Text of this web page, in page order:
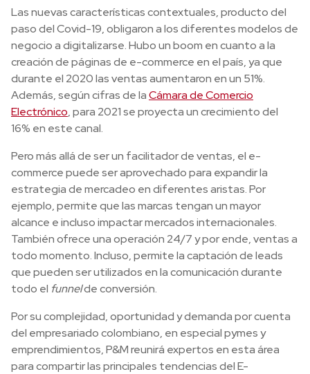
Las nuevas características contextuales, producto del
paso del Covid-19, obligaron a los diferentes modelos de
negocio a digitalizarse. Hubo un boom en cuanto a la
creación de páginas de e-commerce en el país, ya que
durante el 2020 las ventas aumentaron en un 51%.
Además, según cifras de laCámara de Comercio
Electrónico, para 2021 se proyecta un crecimiento del
16% en este canal.
Pero más allá de ser un facilitador de ventas, el e-
commerce puede ser aprovechado para expandir la
estrategia de mercadeo en diferentes aristas. Por
ejemplo, permite que las marcas tengan un mayor
alcance e incluso impactar mercados internacionales.
También ofrece una operación 24/7 y por ende, ventas a
todo momento. Incluso, permite la captación de leads
que pueden ser utilizados en la comunicación durante
todo el funnelde conversión.
Por su complejidad, oportunidad y demanda por cuenta
del empresariado colombiano, en especial pymes y
emprendimientos, P&M reunirá expertos en esta área
para compartir las principales tendencias del E-